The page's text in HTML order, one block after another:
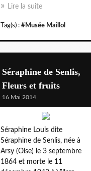
Lire la suite
Tag(s) : #Musée Maillol
Séraphine de Senlis,
Fleurs et fruits
16 Mai 2014
Séraphine Louis dite
Séraphine de Senlis, née à
Arsy (Oise) le 3 septembre
1864 et morte le 11